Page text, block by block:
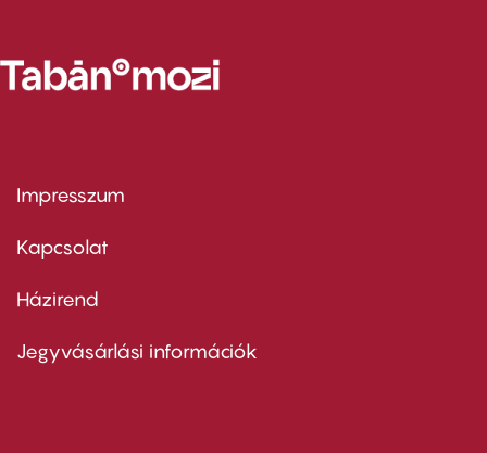
Footer
first
Impresszum
Kapcsolat
Footer
second
Házirend
Jegyvásárlási információk